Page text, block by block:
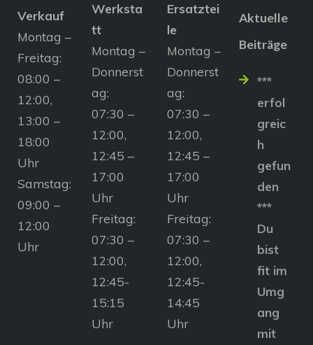
Verkauf
Montag –
Freitag:
08:00 –
12:00,
13:00 –
18:00
Uhr
Samstag:
09:00 –
12:00
Uhr
Werksta
tt
Montag –
Donnerst
ag:
07:30 –
12:00,
12:45 –
17:00
Uhr
Freitag:
07:30 –
12:00,
12:45-
15:15
Uhr
Ersatztei
le
Montag –
Donnerst
ag:
07:30 –
12:00,
12:45 –
17:00
Uhr
Freitag:
07:30 –
12:00,
12:45-
14:45
Uhr
Aktuelle
Beiträge
***
erfol
greic
h
gefun
den
***
Du
bist
fit im
Umg
ang
mit